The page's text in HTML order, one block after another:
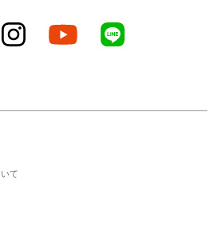
instagram youtube
て